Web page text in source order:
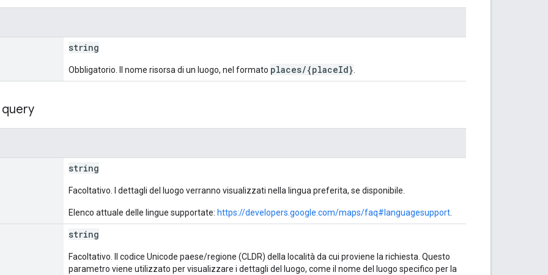
string
Obbligatorio. Il nome risorsa di un luogo, nel formato places/{placeId}
query
string
Facoltativo. I dettagli del luogo verranno visualizzati nella lingua preferita, se disponibile.
Elenco attuale delle lingue supportate: https://developers.google.com/maps/faq#languagesupport
string
Facoltativo. Il codice Unicode paese/regione (CLDR) della località da cui proviene la richiesta. Questo
parametro viene utilizzato per visualizzare i dettagli del luogo, come il nome del luogo specifico per la